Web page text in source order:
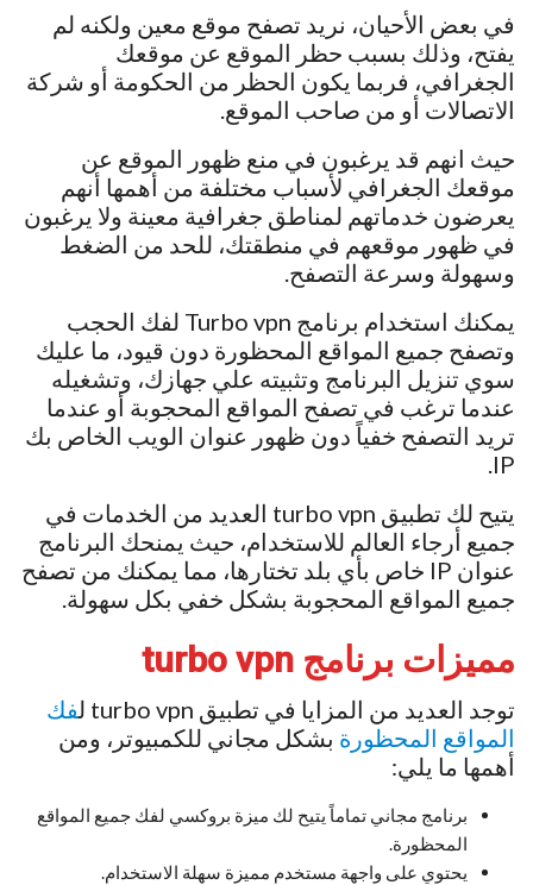
في بعض الأحيان، نريد تصفح موقع معين ولكنه لم
يفتح، وذلك بسبب حظر الموقع عن موقعك
الجغرافي، فربما يكون الحظر من الحكومة أو شركة
الاتصالات أو من صاحب الموقع.
حيث انهم قد يرغبون في منع ظهور الموقع عن
موقعك الجغرافي لأسباب مختلفة من أهمها أنهم
يعرضون خدماتهم لمناطق جغرافية معينة ولا يرغبون
في ظهور موقعهم في منطقتك، للحد من الضغط
وسهولة وسرعة التصفح.
يمكنك استخدام برنامج Turbo vpn لفك الحجب
وتصفح جميع المواقع المحظورة دون قيود، ما عليك
سوي تنزيل البرنامج وتثبيته علي جهازك، وتشغيله
عندما ترغب في تصفح المواقع المحجوبة أو عندما
تريد التصفح خفياً دون ظهور عنوان الويب الخاص بك
IP.
يتيح لك تطبيق turbo vpn العديد من الخدمات في
جميع أرجاء العالم للاستخدام، حيث يمنحك البرنامج
عنوان IP خاص بأي بلد تختارها، مما يمكنك من تصفح
جميع المواقع المحجوبة بشكل خفي بكل سهولة.
مميزات برنامج turbo vpn
توجد العديد من المزايا في تطبيق turbo vpn ل
فك
المواقع المحظورة بشكل مجاني للكمبيوتر، ومن
أهمها ما يلي:
برنامج مجاني تماماً يتيح لك ميزة بروكسي لفك جميع المواقع
المحظورة.
يحتوي على واجهة مستخدم مميزة سهلة الاستخدام.